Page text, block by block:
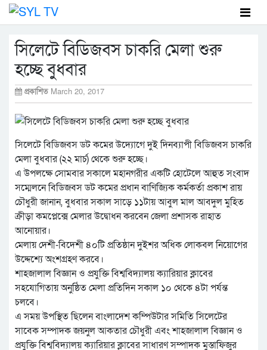
সিলেটে বিডিজবস চাকরি মেলা শুরু
হচ্ছে বুধবার
প্রকাশিত March 20, 2017
সিলেটে বিডিজবস ডট কমের উদ্যোগে দুই দিনব্যাপী বিডিজবস চাকরি
মেলা বুধবার (২২ মার্চ) থেকে শুরু হচ্ছে।
এ উপলক্ষে সোমবার সকালে মহানগরীর একটি হোটেলে আহুত সংবাদ
সম্মেলনে বিডিজবস ডট কমের প্রধান বাণিজ্যিক কর্মকর্তা প্রকাশ রায়
চৌধুরী জানান, বুধবার সকাল সাড়ে ১১টায় আবুল মাল আবদুল মুহিত
ক্রীড়া কমপ্লেক্সে মেলার উদ্বোধন করবেন জেলা প্রশাসক রাহাত
আনোয়ার।
মেলায় দেশী-বিদেশী ৪০টি প্রতিষ্ঠান দুইশর অধিক লোকবল নিয়োগের
উদ্দেশ্যে অংশগ্রহণ করবে।
শাহজালাল বিজ্ঞান ও প্রযুক্তি বিশ্ববিদ্যালয় ক্যারিয়ার ক্লাবের
সহযোগিতায় অনুষ্ঠিত মেলা প্রতিদিন সকাল ১০ থেকে ৪টা পর্যন্ত
চলবে।
এ সময় উপস্থিত ছিলেন বাংলাদেশ কম্পিউটার সমিতি সিলেটের
সাবেক সম্পাদক জয়নুল আকতার চৌধুরী এবং শাহজালাল বিজ্ঞান ও
প্রযুক্তি বিশ্ববিদ্যালয় ক্যারিয়ার ক্লাবের সাধারণ সম্পাদক মুস্তাফিজুর